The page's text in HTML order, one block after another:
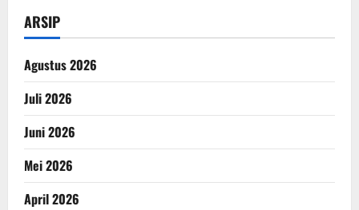
ARSIP
Agustus 2026
Juli 2026
Juni 2026
Mei 2026
April 2026